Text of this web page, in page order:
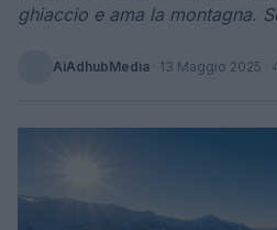
ghiaccio e ama la montagna.
AiAdhubMedia · 13 Maggio 2025 ·